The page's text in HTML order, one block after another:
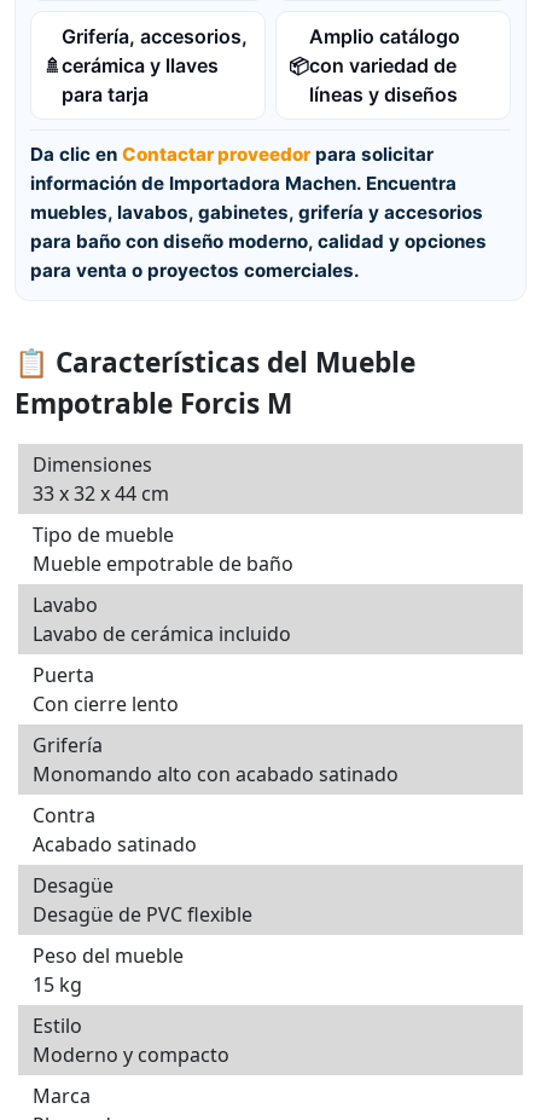
🚿
Grifería, accesorios,
cerámica y llaves
para tarja
📦
Amplio catálogo
con variedad de
líneas y diseños
Da clic en Contactar proveedorpara solicitar
información de Importadora Machen. Encuentra
muebles, lavabos, gabinetes, grifería y accesorios
para baño con diseño moderno, calidad y opciones
para venta o proyectos comerciales.
📋 Características del Mueble
Empotrable Forcis M
Dimensiones
33 x 32 x 44 cm
Tipo de mueble
Mueble empotrable de baño
Lavabo
Lavabo de cerámica incluido
Puerta
Con cierre lento
Grifería
Monomando alto con acabado satinado
Contra
Acabado satinado
Desagüe
Desagüe de PVC flexible
Peso del mueble
15 kg
Estilo
Moderno y compacto
Marca